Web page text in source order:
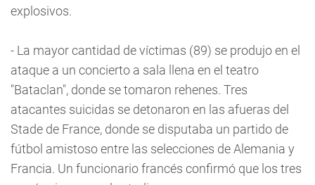
explosivos.
- La mayor cantidad de víctimas (89) se produjo en el
ataque a un concierto a sala llena en el teatro
"Bataclan", donde se tomaron rehenes. Tres
atacantes suicidas se detonaron en las afueras del
Stade de France, donde se disputaba un partido de
fútbol amistoso entre las selecciones de Alemania y
Francia. Un funcionario francés confirmó que los tres